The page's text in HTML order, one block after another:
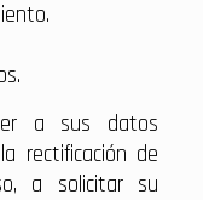
a sus datos
rectificación de
a solicitar su